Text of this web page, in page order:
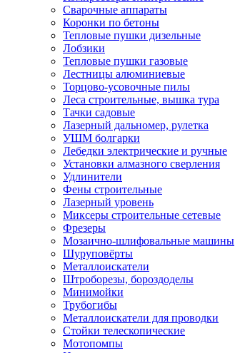
Сварочные аппараты
Коронки по бетоны
Тепловые пушки дизельные
Лобзики
Тепловые пушки газовые
Лестницы алюминиевые
Торцово-усовочные пилы
Леса строительные, вышка тура
Тачки садовые
Лазерный дальномер, рулетка
УШМ болгарки
Лебедки электрические и ручные
Установки алмазного сверления
Удлинители
Фены строительные
Лазерный уровень
Миксеры строительные сетевые
Фрезеры
Мозаично-шлифовальные машины
Шуруповёрты
Металлоискатели
Штроборезы, бороздоделы
Минимойки
Трубогибы
Металлоискатели для проводки
Стойки телескопические
Мотопомпы